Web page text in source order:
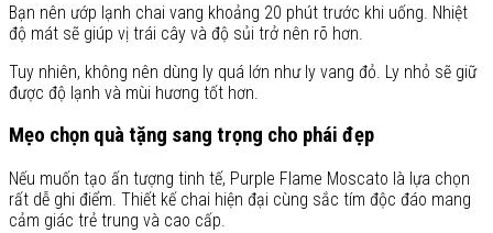
Bạn nên ướp lạnh chai vang khoảng 20 phút trước khi uống. Nhiệt
độ mát sẽ giúp vị trái cây và độ sủi trở nên rõ hơn.
Tuy nhiên, không nên dùng ly quá lớn như ly vang đỏ. Ly nhỏ sẽ giữ
được độ lạnh và mùi hương tốt hơn.
Mẹo chọn quà tặng sang trọng cho phái đẹp
Nếu muốn tạo ấn tượng tinh tế, Purple Flame Moscato là lựa chọn
rất dễ ghi điểm. Thiết kế chai hiện đại cùng sắc tím độc đáo mang
cảm giác trẻ trung và cao cấp.